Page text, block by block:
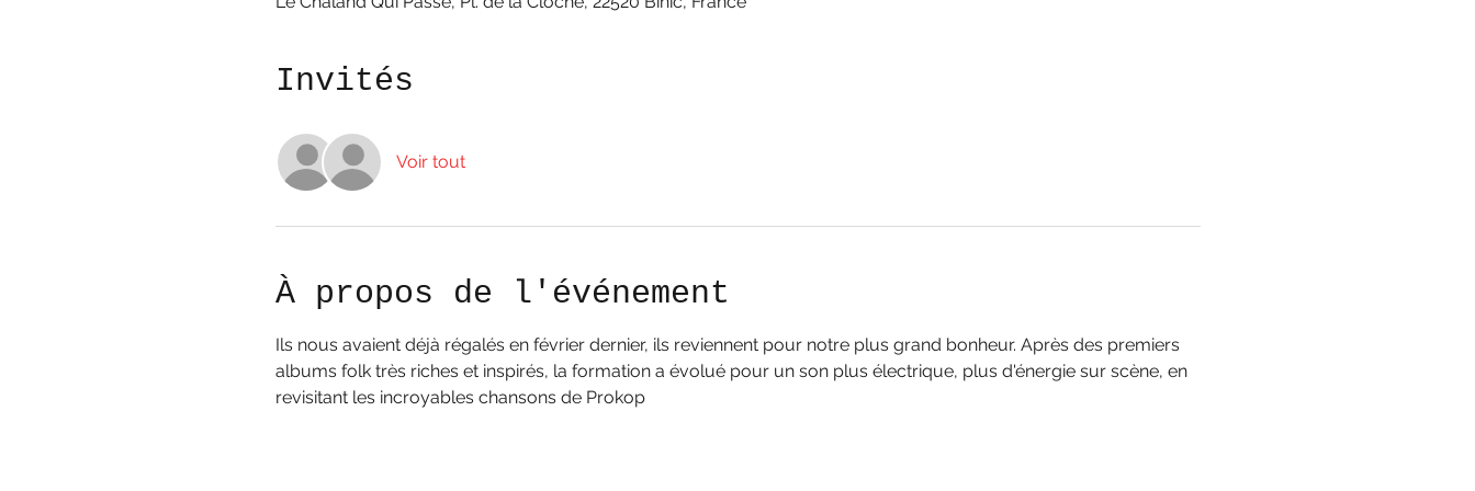
Invités
Voir tout
À propos de l'événement
Ils nous avaient déjà régalés en février dernier, ils reviennent pour notre plus grand bonheur. Après des premiers
albums folk très riches et inspirés, la formation a évolué pour un son plus électrique, plus d'énergie sur scène, en
revisitant les incroyables chansons de Prokop